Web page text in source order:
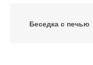
Беседка с печью